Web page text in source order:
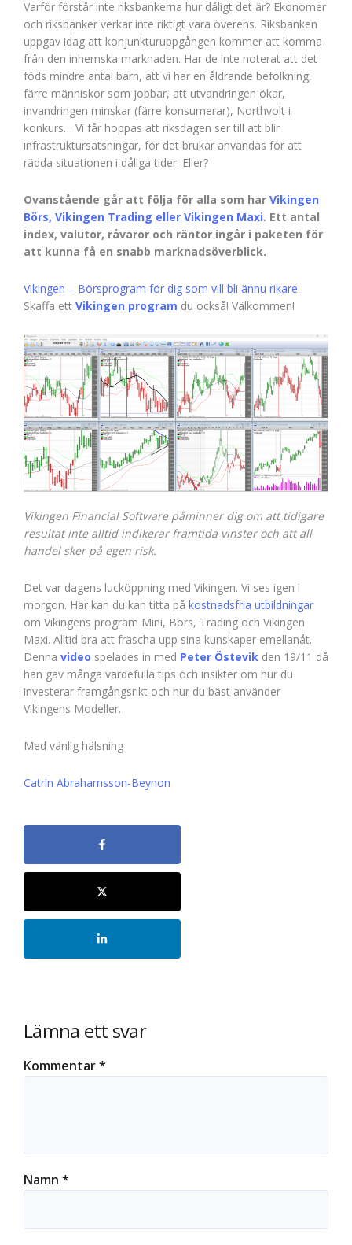
Varför förstår inte riksbankerna hur dåligt det är? Ekonomer
och riksbanker verkar inte riktigt vara överens. Riksbanken
uppgav idag att konjunkturuppgången kommer att komma
från den inhemska marknaden. Har de inte noterat att det
föds mindre antal barn, att vi har en åldrande befolkning,
färre människor som jobbar, att utvandringen ökar,
invandringen minskar (färre konsumerar), Northvolt i
konkurs… Vi får hoppas att riksdagen ser till att blir
infrastruktursatsningar, för det brukar användas för att
rädda situationen i dåliga tider. Eller?
Ovanstående går att följa för alla som har Vikingen
Börs, Vikingen Trading eller Vikingen Maxi. Ett antal
index, valutor, råvaror och räntor ingår i paketen för
att kunna få en snabb marknadsöverblick.
Vikingen – Börsprogram för dig som vill bli ännu rikare.
Skaffa ett Vikingen program du också! Välkommen!
Vikingen Financial Software påminner dig om att tidigare
resultat inte alltid indikerar framtida vinster och att all
handel sker på egen risk.
Det var dagens lucköppning med Vikingen. Vi ses igen i
morgon. Här kan du kan titta på kostnadsfria utbildningar
om Vikingens program Mini, Börs, Trading och Vikingen
Maxi. Alltid bra att fräscha upp sina kunskaper emellanåt.
Denna video spelades in med Peter Östevik den 19/11 då
han gav många värdefulla tips och insikter om hur du
investerar framgångsrikt och hur du bäst använder
Vikingens Modeller.
Med vänlig hälsning
Catrin Abrahamsson-Beynon
Lämna ett svar
Kommentar*
Namn *